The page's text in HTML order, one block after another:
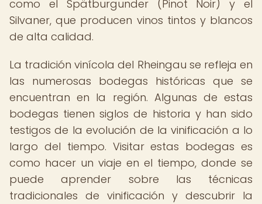
como el Spätburgunder (Pinot Noir) y el
Silvaner, que producen vinos tintos y blancos
de alta calidad.
La tradición vinícola del Rheingau se refleja en
las numerosas bodegas históricas que se
encuentran en la región. Algunas de estas
bodegas tienen siglos de historia y han sido
testigos de la evolución de la vinificación a lo
largo del tiempo. Visitar estas bodegas es
como hacer un viaje en el tiempo, donde se
puede aprender sobre las técnicas
tradicionales de vinificación y descubrir la